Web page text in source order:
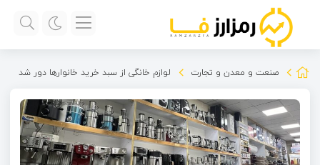
صنعت و معدن و تجارت لوازم خانگی از سبد خرید خانوارها دور شد